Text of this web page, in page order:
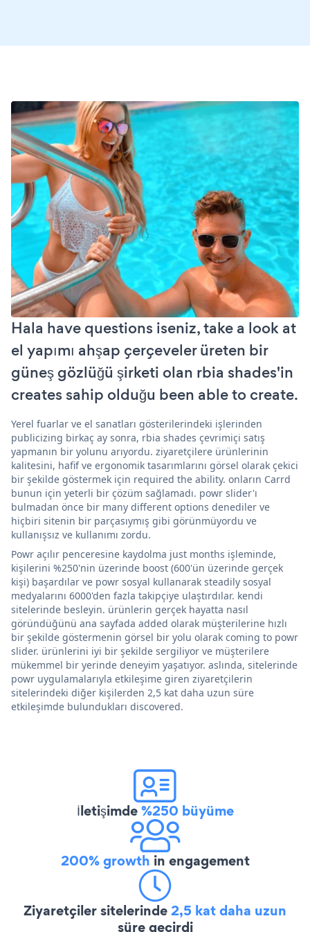
Hala have questions iseniz, take a look at
el yapımı ahşap çerçeveler üreten bir
güneş gözlüğü şirketi olan rbia shades'in
creates sahip olduğu been able to create.
Yerel fuarlar ve el sanatları gösterilerindeki işlerinden
publicizing birkaç ay sonra, rbia shades çevrimiçi satış
yapmanın bir yolunu arıyordu. ziyaretçilere ürünlerinin
kalitesini, hafif ve ergonomik tasarımlarını görsel olarak çekici
bir şekilde göstermek için required the ability. onların Carrd
bunun için yeterli bir çözüm sağlamadı. powr slider'ı
bulmadan önce bir many different options denediler ve
hiçbiri sitenin bir parçasıymış gibi görünmüyordu ve
kullanışsız ve kullanımı zordu.
Powr açılır penceresine kaydolma just months işleminde,
kişilerini %250'nin üzerinde boost (600'ün üzerinde gerçek
kişi) başardılar ve powr sosyal kullanarak steadily sosyal
medyalarını 6000'den fazla takipçiye ulaştırdılar. kendi
sitelerinde besleyin. ürünlerin gerçek hayatta nasıl
göründüğünü ana sayfada added olarak müşterilerine hızlı
bir şekilde göstermenin görsel bir yolu olarak coming to powr
slider. ürünlerini iyi bir şekilde sergiliyor ve müşterilere
mükemmel bir yerinde deneyim yaşatıyor. aslında, sitelerinde
powr uygulamalarıyla etkileşime giren ziyaretçilerin
sitelerindeki diğer kişilerden 2,5 kat daha uzun süre
etkileşimde bulundukları discovered.
İletişimde%250 büyüme
200% growth in engagement
Ziyaretçiler sitelerinde2,5 kat daha uzun
süre geçirdi